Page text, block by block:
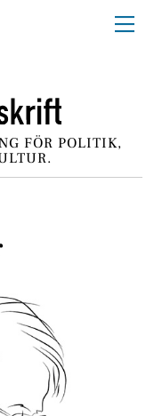
FÖR POLITIK,